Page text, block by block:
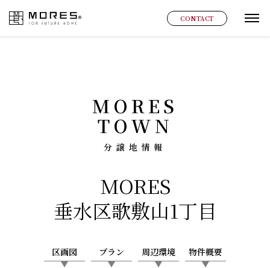
MORES CONTACT グ
MORES
TOWN
分譲地情報
MORES
垂水区歌敷山1丁目
区画図 プラン 周辺環境 物件概要